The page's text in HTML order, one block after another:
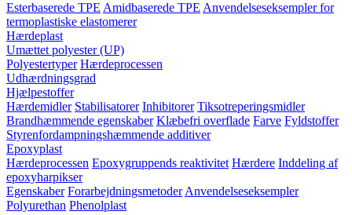
Esterbaserede TPE Amidbaserede TPE Anvendelseseksempler for
termoplastiske elastomerer
Hærdeplast
Umættet polyester (UP)
Polyestertyper Hærdeprocessen
Udhærdningsgrad
Hjælpestoffer
Hærdemidler Stabilisatorer Inhibitorer Tiksotreperingsmidler
Brandhæmmende egenskaber Klæbefri overflade Farve Fyldstoffer
Styrenfordampningshæmmende additiver
Epoxyplast
Hærdeprocessen Epoxygruppends reaktivitet Hærdere Inddeling af
epoxyharpikser
Egenskaber Forarbejdningsmetoder Anvendelseseksempler
Polyurethan Phenolplast